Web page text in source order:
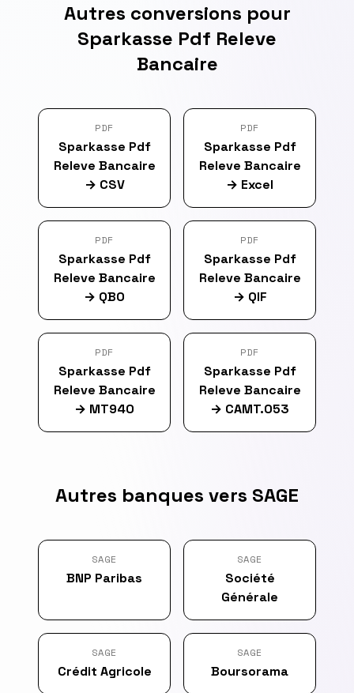
Autres conversions pour
Sparkasse Pdf Releve
Bancaire
PDF
Sparkasse Pdf
Releve Bancaire
→ CSV
PDF
Sparkasse Pdf
Releve Bancaire
→ Excel
PDF
Sparkasse Pdf
Releve Bancaire
→ QBO
PDF
Sparkasse Pdf
Releve Bancaire
→ QIF
PDF
Sparkasse Pdf
Releve Bancaire
→ MT940
PDF
Sparkasse Pdf
Releve Bancaire
→ CAMT.053
Autres banques vers SAGE
SAGE
BNP Paribas
SAGE
Société
Générale
SAGE
Crédit Agricole
SAGE
Boursorama